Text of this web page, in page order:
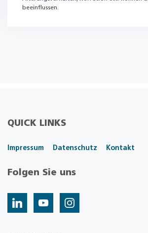
beeinflussen.
QUICK LINKS
Impressum Datenschutz Kontakt
Folgen Sie uns